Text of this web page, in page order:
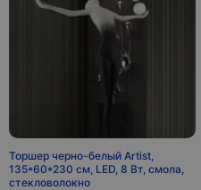
Торшер черно-белый Artist,
135*60*230 см, LED, 8 Вт, смола,
стекловолокно